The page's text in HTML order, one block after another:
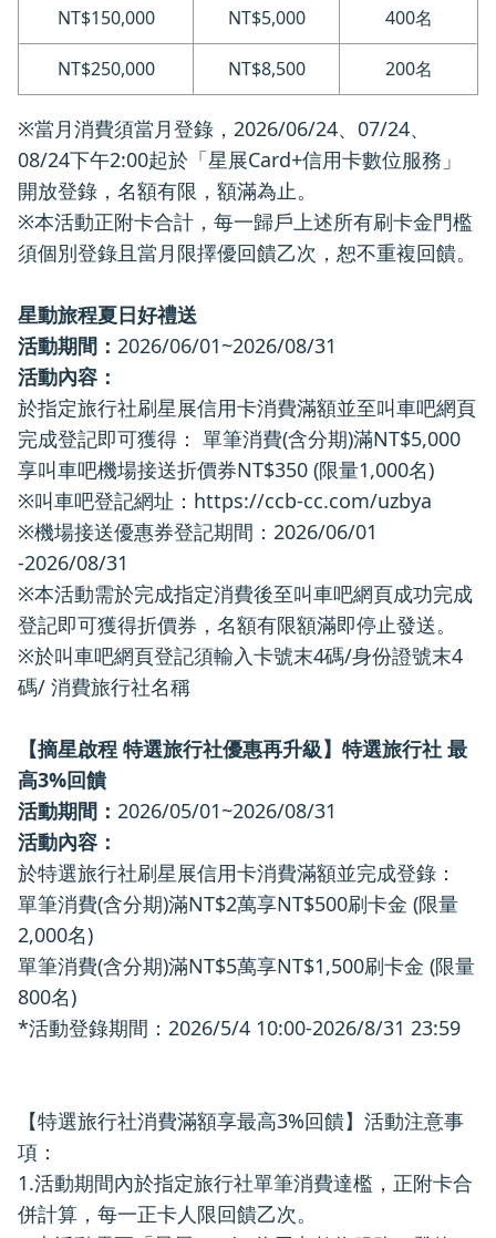
NT$150,000 NT$5,000 400名
NT$250,000 NT$8,500 200名
※當月消費須當月登錄，2026/06/24、07/24、
08/24下午2:00起於「星展Card+信用卡數位服務」
開放登錄，名額有限，額滿為止。
※本活動正附卡合計，每一歸戶上述所有刷卡金門檻
須個別登錄且當月限擇優回饋乙次，恕不重複回饋。
星動旅程夏日好禮送
活動期間： 2026/06/01~2026/08/31
活動內容：
於指定旅行社刷星展信用卡消費滿額並至叫車吧網頁
完成登記即可獲得： 單筆消費(含分期)滿NT$5,000
享叫車吧機場接送折價券NT$350 (限量1,000名)
※叫車吧登記網址： https://ccb-cc.com/uzbya
※機場接送優惠券登記期間：2026/06/01
-2026/08/31
※本活動需於完成指定消費後至叫車吧網頁成功完成
登記即可獲得折價券，名額有限額滿即停止發送。
※於叫車吧網頁登記須輸入卡號末4碼/身份證號末4
碼/ 消費旅行社名稱
【摘星啟程 特選旅行社優惠再升級】特選旅行社 最
高3%回饋
活動期間： 2026/05/01~2026/08/31
活動內容：
於特選旅行社刷星展信用卡消費滿額並完成登錄：
單筆消費(含分期)滿NT$2萬享NT$500刷卡金 (限量
2,000名)
單筆消費(含分期)滿NT$5萬享NT$1,500刷卡金 (限量
800名)
*活動登錄期間：2026/5/4 10:00-2026/8/31 23:59
【特選旅行社消費滿額享最高3%回饋】活動注意事
項：
1.活動期間內於指定旅行社單筆消費達檻，正附卡合
併計算，每一正卡人限回饋乙次。